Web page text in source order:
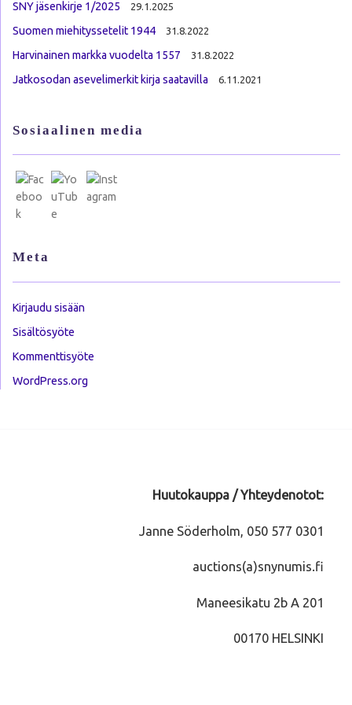
SNY jäsenkirje 1/2025 29.1.2025
Suomen miehityssetelit 1944 31.8.2022
Harvinainen markka vuodelta 1557 31.8.2022
Jatkosodan asevelimerkit kirja saatavilla 6.11.2021
Sosiaalinen media
Meta
Kirjaudu sisään
Sisältösyöte
Kommenttisyöte
WordPress.org
Huutokauppa / Yhteydenotot:
Janne Söderholm, 050 577 0301
auctions(a)snynumis.fi
Maneesikatu 2b A 201
00170 HELSINKI